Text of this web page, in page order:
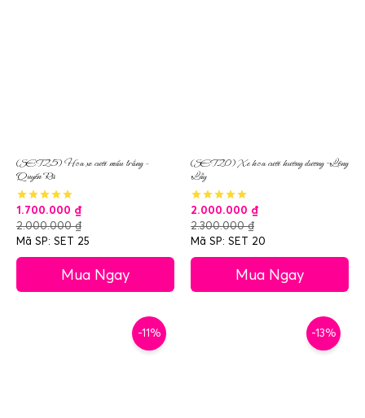
(SET25) Hoa xe cưới mầu trắng –
Quyến Rũ
1.700.000 ₫
2.000.000₫
Mã SP: SET 25
Mua Ngay
(SET20) Xe hoa cưới hướng dương -Lộng
Lẫy
2.000.000 ₫
2.300.000₫
Mã SP: SET 20
Mua Ngay
-11% -13%